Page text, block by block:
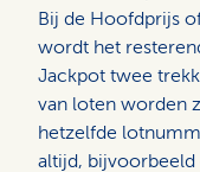
Bij de Hoofdprijs
wordt het
Jackpot twee
van loten worden
hetzelfde
altijd, bijvoorbeeld